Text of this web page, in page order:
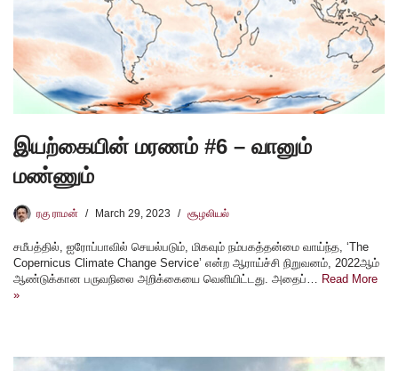
இயற்கையின் மரணம் #6 – வானும்
மண்ணும்
ரகு ராமன் March 29, 2023 சூழலியல்
சமீபத்தில், ஐரோப்பாவில் செயல்படும், மிகவும் நம்பகத்தன்மை வாய்ந்த, ‘The
Copernicus Climate Change Service’ என்ற ஆராய்ச்சி நிறுவனம், 2022ஆம்
ஆண்டுக்கான பருவநிலை அறிக்கையை வெளியிட்டது. அதைப்… Read More
»